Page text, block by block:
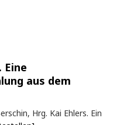
Eine
aus dem
Hrg. Kai Ehlers. Ein